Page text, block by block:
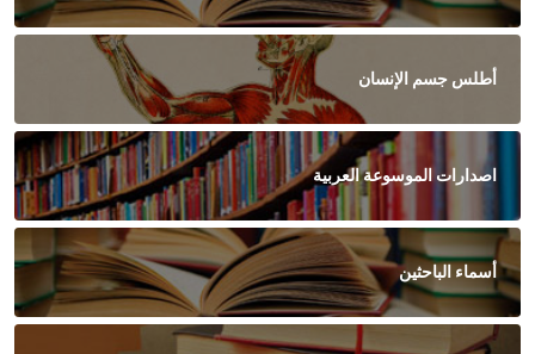
أطلس جسم الإنسان
اصدارات الموسوعة العربية
أسماء الباحثين